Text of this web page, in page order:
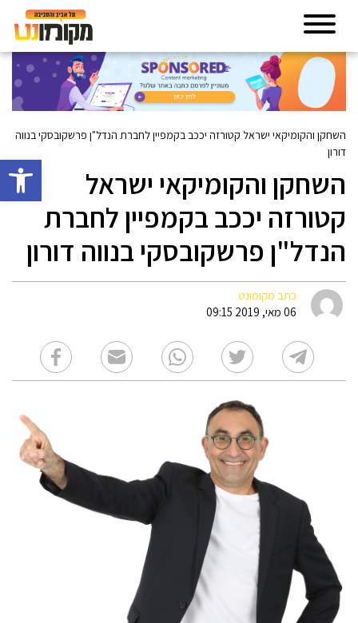
פתח
השחקן והקומיקאי ישראל קטורזה יככב בקמפיין לחברת הנדל"ן פרשקובסקי בנווה
דורון
השחקן והקומיקאי ישראל
קטורזה יככב בקמפיין לחברת
הנדל"ן פרשקובסקי בנווה דורון
כתב מקומונט
06 מאי, 2019 09:15